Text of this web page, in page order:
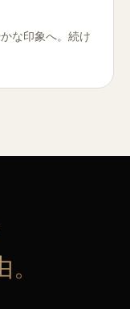
な印象へ。続け